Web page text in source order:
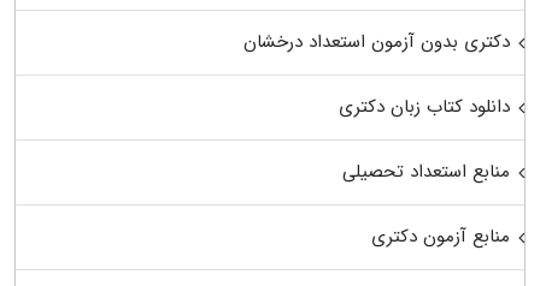
دکتری بدون آزمون استعداد درخشان
دانلود کتاب زبان دکتری
منابع استعداد تحصیلی
منابع آزمون دکتری